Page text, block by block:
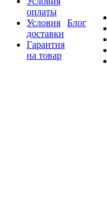
оплаты
Условия
доставки
Гарантия
на товар
Блог